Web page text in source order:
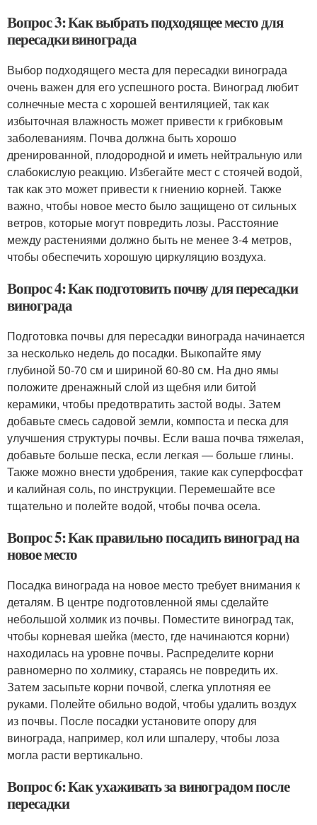
Вопрос 3: Как выбрать подходящее место для
пересадки винограда
Выбор подходящего места для пересадки винограда
очень важен для его успешного роста. Виноград любит
солнечные места с хорошей вентиляцией, так как
избыточная влажность может привести к грибковым
заболеваниям. Почва должна быть хорошо
дренированной, плодородной и иметь нейтральную или
слабокислую реакцию. Избегайте мест с стоячей водой,
так как это может привести к гниению корней. Также
важно, чтобы новое место было защищено от сильных
ветров, которые могут повредить лозы. Расстояние
между растениями должно быть не менее 3-4 метров,
чтобы обеспечить хорошую циркуляцию воздуха.
Вопрос 4: Как подготовить почву для пересадки
винограда
Подготовка почвы для пересадки винограда начинается
за несколько недель до посадки. Выкопайте яму
глубиной 50-70 см и шириной 60-80 см. На дно ямы
положите дренажный слой из щебня или битой
керамики, чтобы предотвратить застой воды. Затем
добавьте смесь садовой земли, компоста и песка для
улучшения структуры почвы. Если ваша почва тяжелая,
добавьте больше песка, если легкая — больше глины.
Также можно внести удобрения, такие как суперфосфат
и калийная соль, по инструкции. Перемешайте все
тщательно и полейте водой, чтобы почва осела.
Вопрос 5: Как правильно посадить виноград на
новое место
Посадка винограда на новое место требует внимания к
деталям. В центре подготовленной ямы сделайте
небольшой холмик из почвы. Поместите виноград так,
чтобы корневая шейка (место, где начинаются корни)
находилась на уровне почвы. Распределите корни
равномерно по холмику, стараясь не повредить их.
Затем засыпьте корни почвой, слегка уплотняя ее
руками. Полейте обильно водой, чтобы удалить воздух
из почвы. После посадки установите опору для
винограда, например, кол или шпалеру, чтобы лоза
могла расти вертикально.
Вопрос 6: Как ухаживать за виноградом после
пересадки